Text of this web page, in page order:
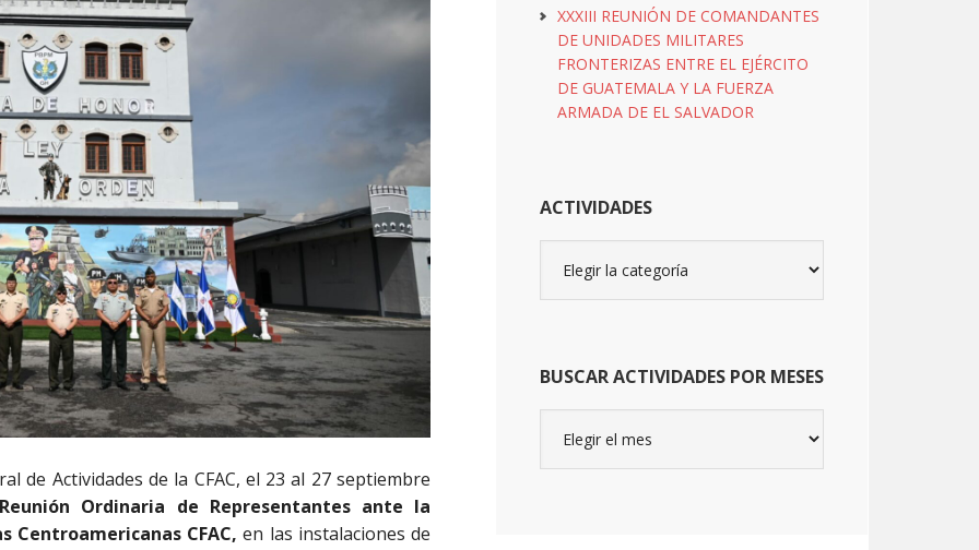
de Actividades de la CFAC, el 23 al 27 septiembre
Ordinaria de Representantes ante la
Centroamericanas CFAC,en las instalaciones de
XXXIII REUNIÓN DE COMANDANTES
DE UNIDADES MILITARES
FRONTERIZAS ENTRE EL EJÉRCITO
DE GUATEMALA Y LA FUERZA
ARMADA DE EL SALVADOR
ACTIVIDADES
BUSCAR ACTIVIDADES POR MESES
actividades
por